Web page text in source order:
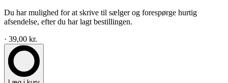
Du har mulighed for at skrive til sælger og forespørge hurtig
afsendelse, efter du har lagt bestillingen.
· 39,00 kr.